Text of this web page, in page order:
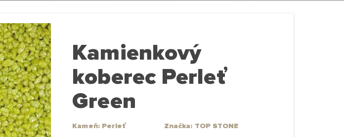
Kamienkový
koberec Perleť
Green
Kameň: Perleť Značka: TOP STONE